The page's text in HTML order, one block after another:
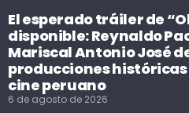
El esperado tráiler de
disponible: Reynaldo
Mariscal Antonio José
producciones
cine peruano
6 de agosto de 2026